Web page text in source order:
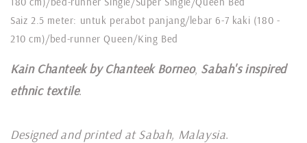
Saiz 2.5 meter: untuk perabot panjang/lebar 6-7 kaki (180 -
210 cm)/bed-runner Queen/King Bed
Kain Chanteek by Chanteek Borneo, Sabah's inspired
ethnic textile.
Designed and printed at Sabah, Malaysia.